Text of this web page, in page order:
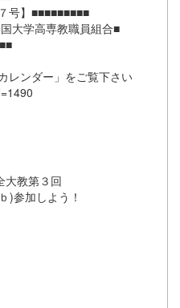
号】■■■■■■■■■
大学高専教職員組合■
レンダー」をご覧下さい
大教第３回
)参加しよう！